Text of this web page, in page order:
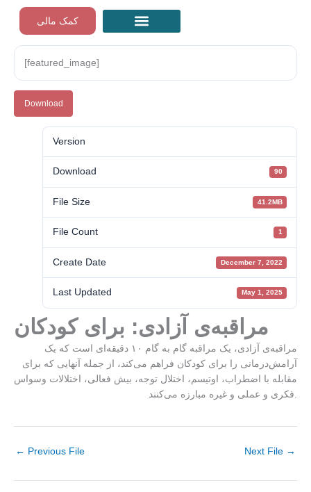
content
کمک مالی
[featured_image]
Download
Version
Download 90
File Size 41.2MB
File Count 1
Create Date December 7, 2022
Last Updated May 1, 2025
مراقبه‌ی آزادی: برای کودکان
مراقبه‌ی آزادی، یک مراقبه گام به گام ۱۰ دقیقه‌ای است که یک
آرامش‌درمانی را برای کودکان فراهم می‌کند، از جمله آنهایی که برای
مقابله با اضطراب، اوتیسم، اختلال توجه، بیش فعالی، اختلالات وسواس
← Previous File Next File →